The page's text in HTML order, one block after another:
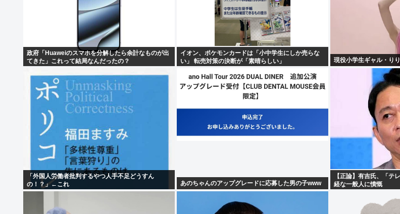
政府「Huaweiのスマホを分解したら余計なものが出
てきた」これって結局なんだったの？
イオン、ポケモンカードは「小中学生にしか売らな
い」 転売対策の決断が「素晴らしい」
現役小学生ギャル・り
「外国人労働者批判するやつ人手不足どうすん
の！？」←これ
あのちゃんのアップグレードに応募した男の子www
【正論】有吉氏、「テ
経な一般人に憤慨